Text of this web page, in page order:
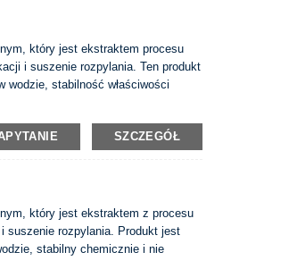
który jest ekstraktem procesu
i suszenie rozpylania. Ten produkt
wodzie, stabilność właściwości
SZCZEGÓŁ
który jest ekstraktem z procesu
suszenie rozpylania. Produkt jest
stabilny chemicznie i nie